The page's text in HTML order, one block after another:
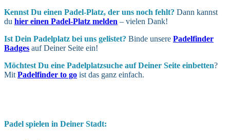
Kennst Du einen Padel-Platz, der uns noch fehlt? Dann kannst
du hier einen Padel-Platz melden – vielen Dank!
Ist Dein Padel­platz bei uns gelistet? Binde unsere Padelfinder
Badges auf Deiner Seite ein!
Möchtest Du eine Padel­platz­suche auf Deiner Seite ein­betten?
MitPadelfinder to go ist das ganz einfach.
Padel spielen in Deiner Stadt: